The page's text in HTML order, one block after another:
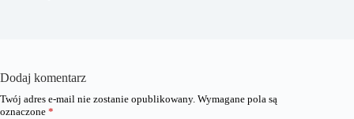
Dodaj komentarz
Twój adres e-mail nie zostanie opublikowany. Wymagane pola są
oznaczone *